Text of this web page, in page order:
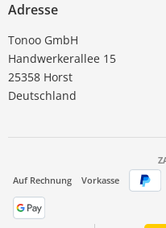
Adresse
Tonoo GmbH
Handwerkerallee 15
25358 Horst
Deutschland
Auf Rechnung
Vorkasse